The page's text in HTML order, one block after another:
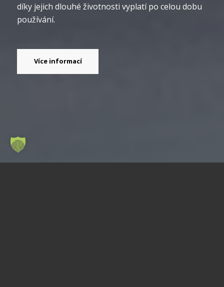
díky jejich dlouhé životnosti vyplatí po celou dobu
používání.
Více informací